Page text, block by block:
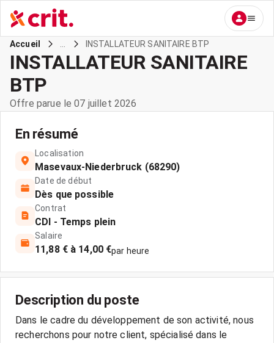
Accueil INSTALLATEUR SANITAIRE BTP
INSTALLATEUR SANITAIRE
BTP
Offre parue le 07 juillet 2026
En résumé
Localisation
Masevaux-Niederbruck (68290)
Date de début
Dès que possible
Contrat
CDI - Temps plein
Salaire
11,88 € à 14,00 €par heure
Description du poste
Dans le cadre du développement de son activité, nous
recherchons pour notre client, spécialisé dans le